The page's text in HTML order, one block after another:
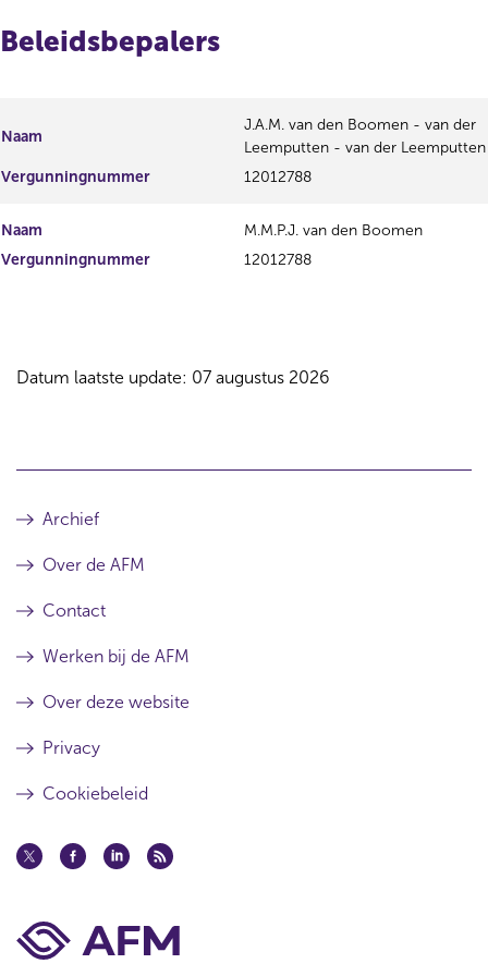
Beleidsbepalers
Naam
J.A.M. van den Boomen - van der
Leemputten - van der Leemputten
Vergunningnummer
12012788
Naam
M.M.P.J. van den Boomen
Vergunningnummer
12012788
Datum laatste update: 07 augustus 2026
Archief
Over de AFM
Contact
Werken bij de AFM
Over deze website
Privacy
Cookiebeleid